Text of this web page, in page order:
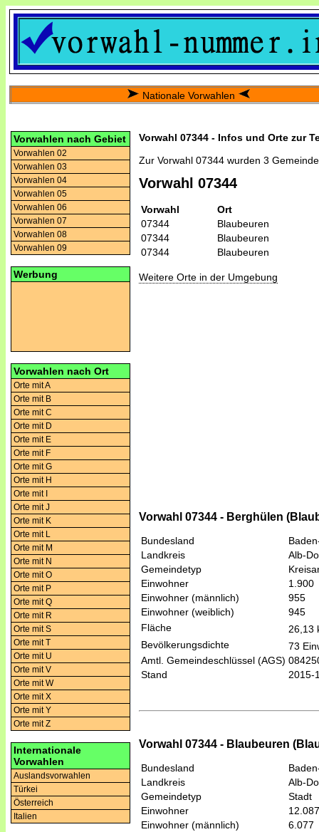
Nationale Vorwahlen
Vorwahlen nach Gebiet
Vorwahlen 02
Vorwahlen 03
Vorwahlen 04
Vorwahlen 05
Vorwahlen 06
Vorwahlen 07
Vorwahlen 08
Vorwahlen 09
Werbung
Vorwahlen nach Ort
Orte mit A
Orte mit B
Orte mit C
Orte mit D
Orte mit E
Orte mit F
Orte mit G
Orte mit H
Orte mit I
Orte mit J
Orte mit K
Orte mit L
Orte mit M
Orte mit N
Orte mit O
Orte mit P
Orte mit Q
Orte mit R
Orte mit S
Orte mit T
Orte mit U
Orte mit V
Orte mit W
Orte mit X
Orte mit Y
Orte mit Z
Internationale
Vorwahlen
Auslandsvorwahlen
Türkei
Österreich
Italien
Vorwahl 07344 - Infos und Orte zur
Zur Vorwahl 07344 wurden 3
Vorwahl 07344
Vorwahl
Ort
07344
Blaubeuren
07344
Blaubeuren
07344
Blaubeuren
Weitere Orte in der Umgebung
Vorwahl 07344 - Berghülen
Bundesland
Landkreis
Alb-
Gemeindetyp
Einwohner
1.900
Einwohner (männlich)
955
Einwohner (weiblich)
945
Fläche
26,13
Bevölkerungsdichte
73
Amtl. Gemeindeschlüssel (AGS)
Stand
2015-
Vorwahl 07344 - Blaubeuren
Bundesland
Landkreis
Alb-
Gemeindetyp
Stadt
Einwohner
12.087
Einwohner (männlich)
6.077